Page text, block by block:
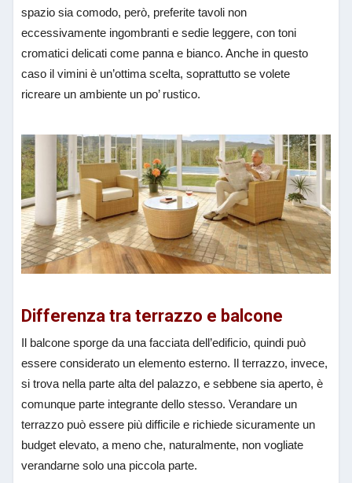
spazio sia comodo, però, preferite tavoli non
eccessivamente ingombranti e sedie leggere, con toni
cromatici delicati come panna e bianco. Anche in questo
caso il vimini è un’ottima scelta, soprattutto se volete
ricreare un ambiente un po’ rustico.
Differenza tra terrazzo e balcone
Il balcone sporge da una facciata dell’edificio, quindi può
essere considerato un elemento esterno. Il terrazzo, invece,
si trova nella parte alta del palazzo, e sebbene sia aperto, è
comunque parte integrante dello stesso. Verandare un
terrazzo può essere più difficile e richiede sicuramente un
budget elevato, a meno che, naturalmente, non vogliate
verandarne solo una piccola parte.